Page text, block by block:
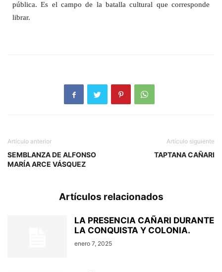
pública. Es el campo de la batalla cultural que corresponde
librar.
Artículo anterior
SEMBLANZA DE ALFONSO
MARÍA ARCE VÁSQUEZ
Artículo siguiente
TAPTANA CAÑARI
Artículos relacionados
LA PRESENCIA CAÑARI DURANTE
LA CONQUISTA Y COLONIA.
enero 7, 2025